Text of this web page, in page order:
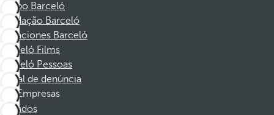
Grupo Barceló
Fundação Barceló
Vacaciones Barceló
Barceló Films
Barceló Pessoas
Canal de denúncia
Empresas
Afiliados